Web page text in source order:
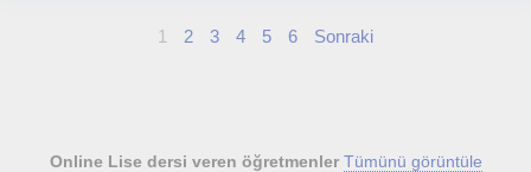
1 2 3 4 5 6 Sonraki
Online Lise dersi veren öğretmenler Tümünü görüntüle